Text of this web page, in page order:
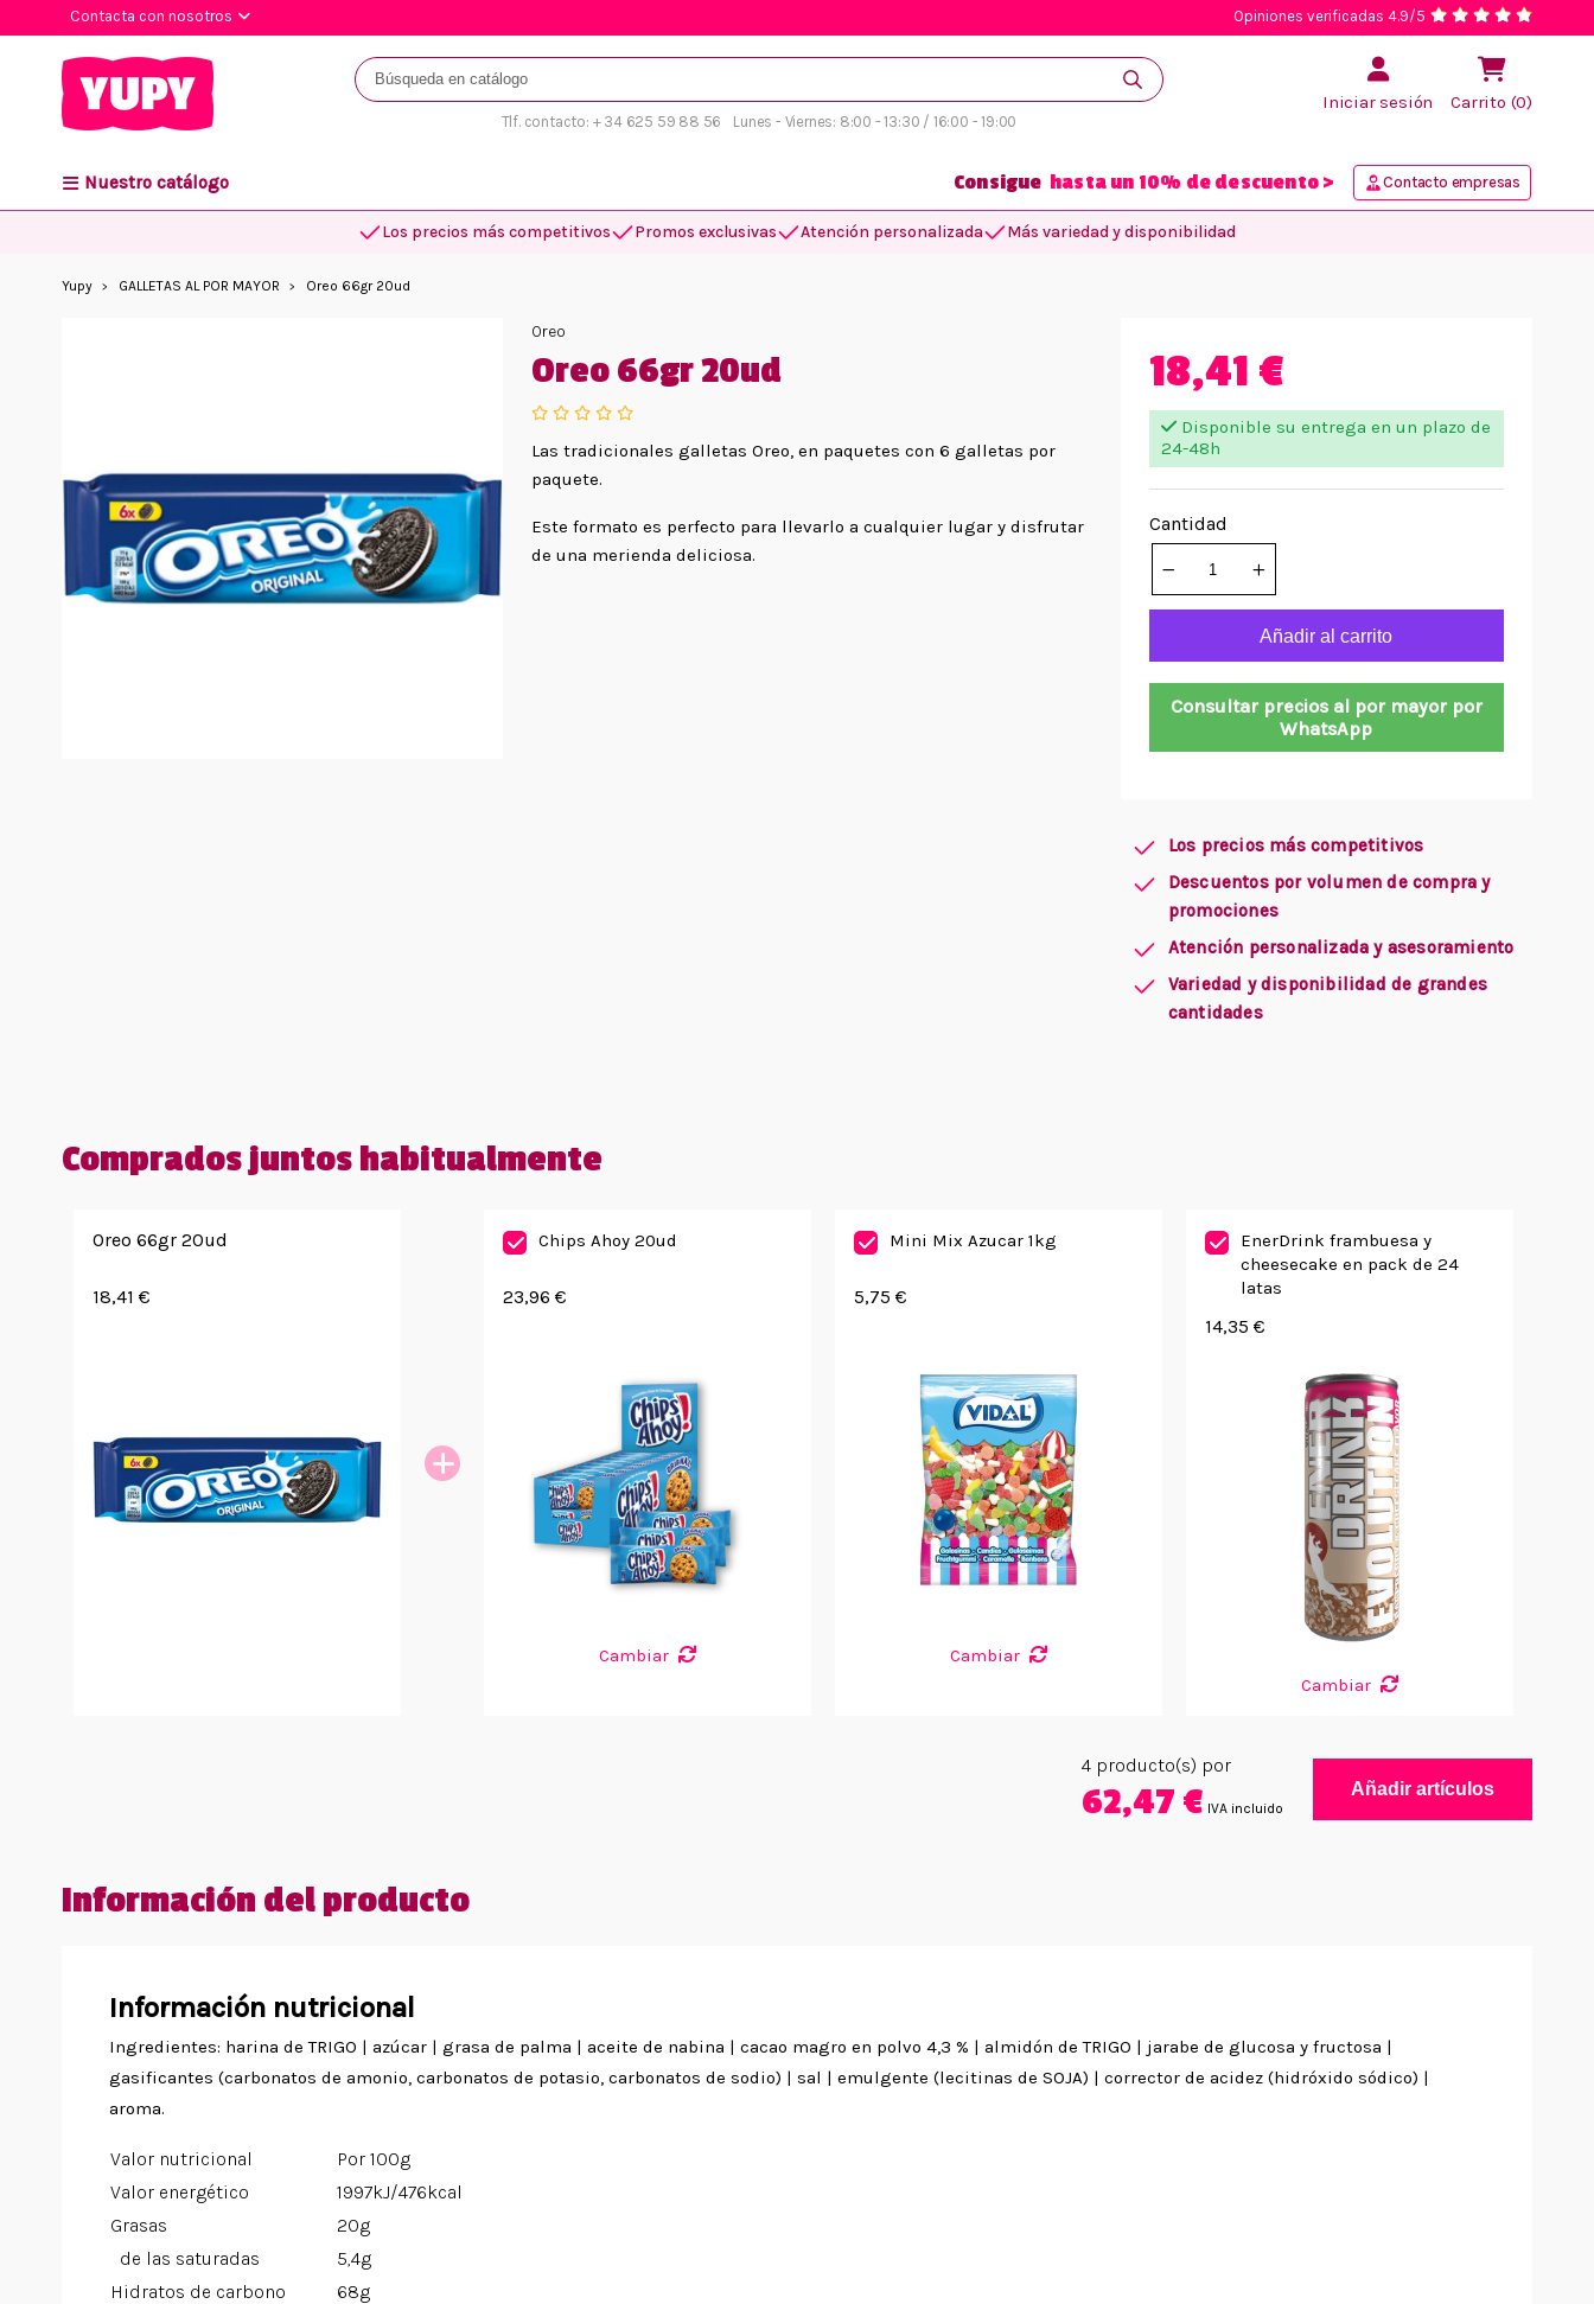
Contacta con nosotros Opiniones verificadas 4.9/5
Tlf. contacto: + 34 625 59 88 56 Lunes - Viernes: 8:00 - 13:30 / 16:00 - 19:00
Iniciar sesión Carrito (0)
Nuestro catálogo Consigue hasta un 10% de descuento > Contacto empresas
Los precios más competitivos Promos exclusivas Atención personalizada Más variedad y disponibilidad
Yupy GALLETAS AL POR MAYOR Oreo 66gr 20ud
Oreo
Oreo 66gr 20ud
Las tradicionales galletas Oreo, en paquetes con 6 galletas por
paquete.
Este formato es perfecto para llevarlo a cualquier lugar y disfrutar
de una merienda deliciosa.
18,41 €
Disponible su entrega en un plazo de
24-48h
Cantidad
Añadir al carrito
Consultar precios al por mayor por
WhatsApp
Los precios más competitivos
Descuentos por volumen de compra y
promociones
Atención personalizada y asesoramiento
Variedad y disponibilidad de grandes
cantidades
Comprados juntos habitualmente
Oreo 66gr 20ud
18,41 €
Chips Ahoy 20ud
23,96 €
Cambiar
Mini Mix Azucar 1kg
5,75 €
Cambiar
EnerDrink frambuesa y
cheesecake en pack de 24
latas
14,35 €
Cambiar
4 producto(s) por
62,47 € IVA incluido
Añadir artículos
Información del producto
Información nutricional
Ingredientes: harina de TRIGO | azúcar | grasa de palma | aceite de nabina | cacao magro en polvo 4,3 % | almidón de TRIGO | jarabe de glucosa y fructosa |
gasificantes (carbonatos de amonio, carbonatos de potasio, carbonatos de sodio) | sal | emulgente (lecitinas de SOJA) | corrector de acidez (hidróxido sódico) |
aroma.
Valor nutricional
Por 100g
Valor energético
1997kJ/476kcal
Grasas
20g
de las saturadas
5,4g
Hidratos de carbono
68g